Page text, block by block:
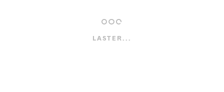
LASTER...